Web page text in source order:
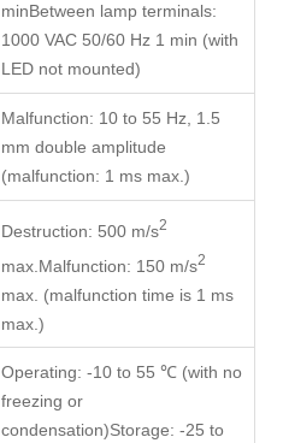
minBetween lamp terminals:
1000 VAC 50/60 Hz 1 min (with
LED not mounted)
Malfunction: 10 to 55 Hz, 1.5
mm double amplitude
(malfunction: 1 ms max.)
Destruction: 500 m/s2
max.Malfunction: 150 m/s2
max. (malfunction time is 1 ms
max.)
Operating: -10 to 55 ℃ (with no
freezing or
condensation)Storage: -25 to